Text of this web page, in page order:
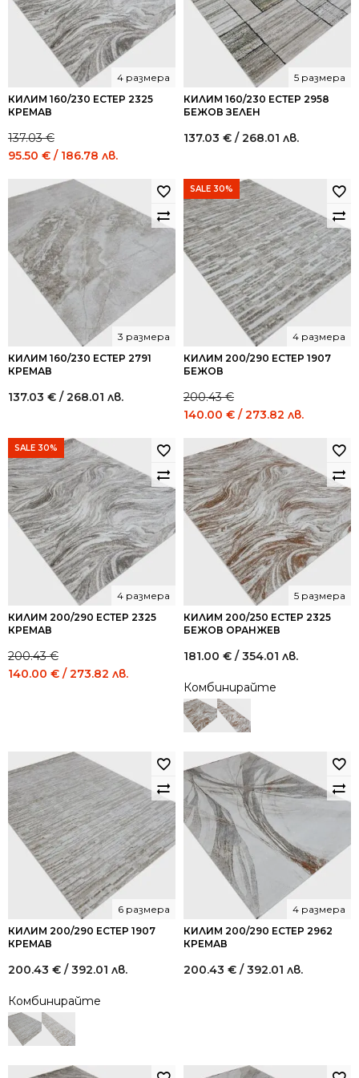
КИЛИМ 160/230 ЕСТЕР 2325
КРЕМАВ
4 размера
137.03€
Original
was:
137.03 €
268.01
лв..
95.50 € / 186.78 лв.
95.50 €
186.78
лв..
КИЛИМ 160/230 ЕСТЕР 2958
БЕЖОВ ЗЕЛЕН
5 размера
137.03 € / 268.01 лв.
КИЛИМ 160/230 ЕСТЕР 2791
КРЕМАВ
3 размера
137.03 € / 268.01 лв.
SALE 30%
КИЛИМ 200/290 ЕСТЕР 1907
БЕЖОВ
4 размера
200.43€
Original
was:
200.43 €
/
392.01
лв..
140.00 € / 273.82 лв.
140.00
/
273.82
лв..
SALE 30%
КИЛИМ 200/290 ЕСТЕР 2325
КРЕМАВ
4 размера
200.43€
Original
392.01
лв..
140.00 € / 273.82 лв.
140.00 €
273.82
КИЛИМ 200/250 ЕСТЕР 2325
БЕЖОВ ОРАНЖЕВ
5 размера
181.00 € / 354.01 лв.
Комбинирайте
КИЛИМ 200/290 ЕСТЕР 1907
КРЕМАВ
6 размера
200.43 € / 392.01 лв.
Комбинирайте
КИЛИМ 200/290 ЕСТЕР 2962
КРЕМАВ
4 размера
200.43 € / 392.01 лв.